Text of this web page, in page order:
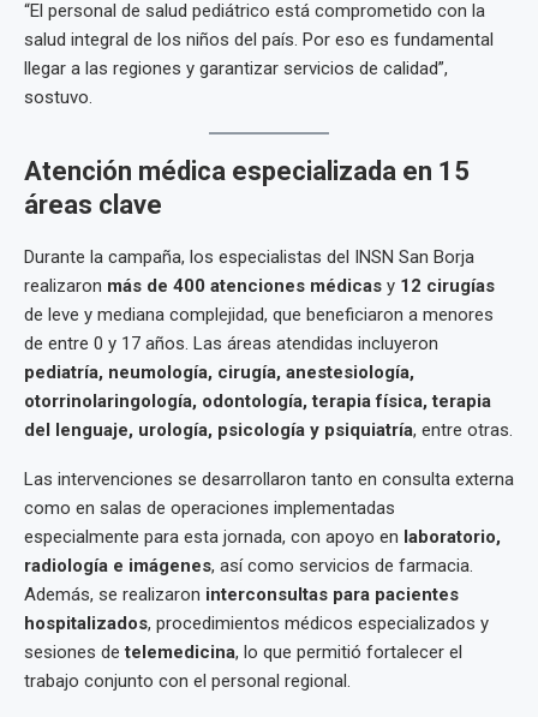
“El personal de salud pediátrico está comprometido con la
salud integral de los niños del país. Por eso es fundamental
llegar a las regiones y garantizar servicios de calidad”,
sostuvo.
Atención médica especializada en 15
áreas clave
Durante la campaña, los especialistas del INSN San Borja
realizaron más de 400 atenciones médicas y 12 cirugías
de leve y mediana complejidad, que beneficiaron a menores
de entre 0 y 17 años. Las áreas atendidas incluyeron
pediatría, neumología, cirugía, anestesiología,
otorrinolaringología, odontología, terapia física, terapia
del lenguaje, urología, psicología y psiquiatría, entre otras.
Las intervenciones se desarrollaron tanto en consulta externa
como en salas de operaciones implementadas
especialmente para esta jornada, con apoyo en laboratorio,
radiología e imágenes, así como servicios de farmacia.
Además, se realizaron interconsultas para pacientes
hospitalizados, procedimientos médicos especializados y
sesiones detelemedicina, lo que permitió fortalecer el
trabajo conjunto con el personal regional.